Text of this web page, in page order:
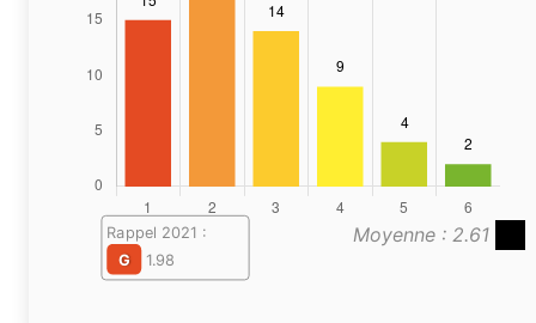
Moyenne : 2.61
Rappel 2021 :
G
1.98